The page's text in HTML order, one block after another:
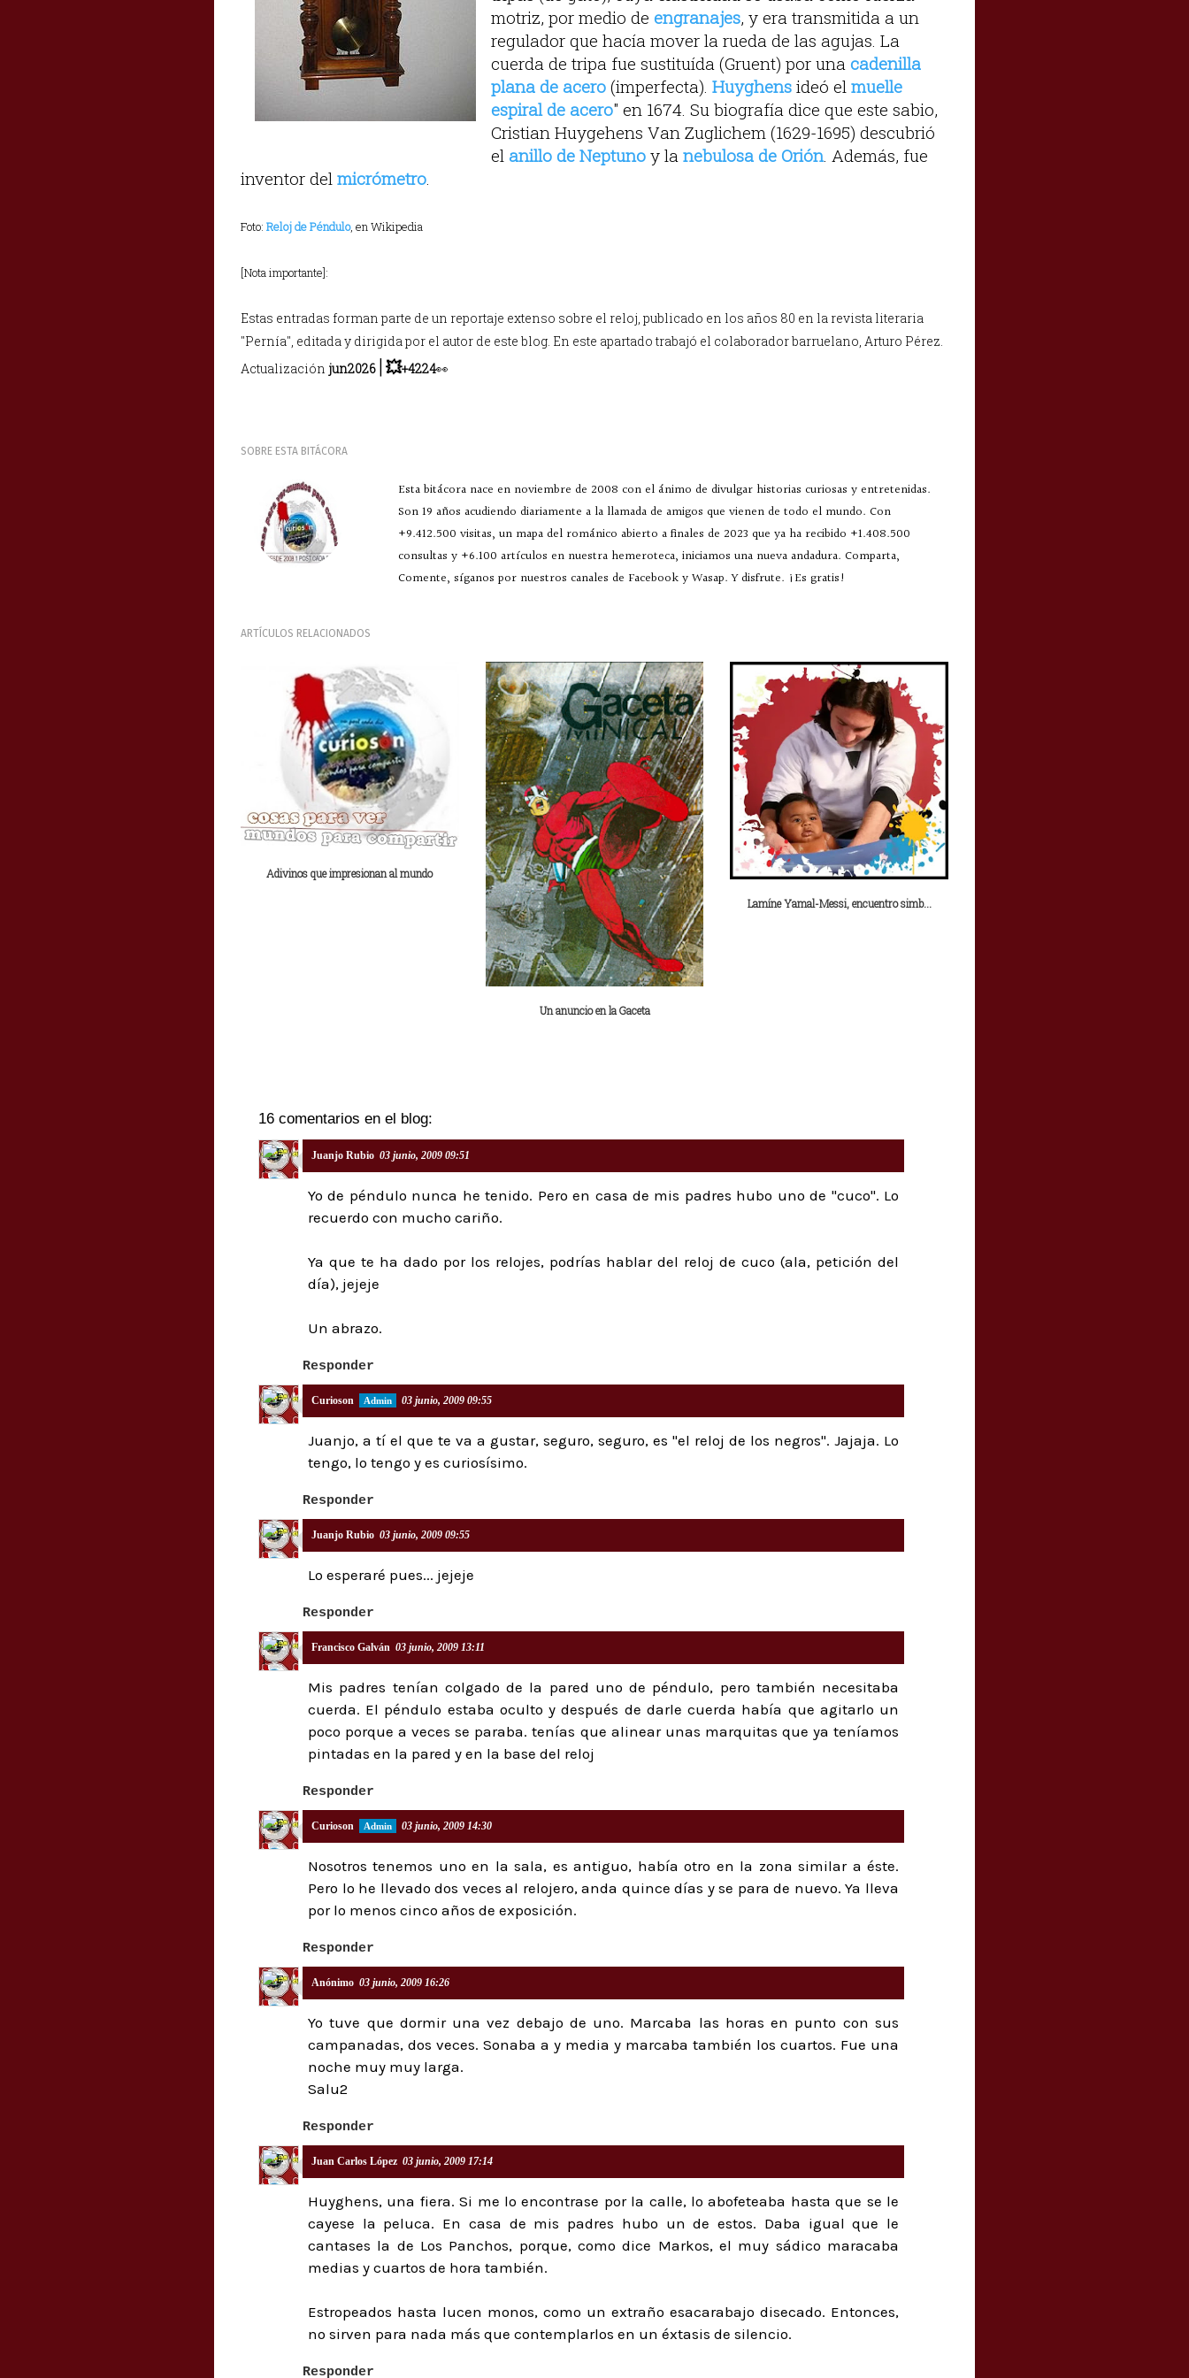
motriz, por medio de engranajes, y era transmitida a un
regulador que hacía mover la rueda de las agujas. La
cuerda de tripa fue sustituída (Gruent) por una cadenilla
plana de acero (imperfecta). Huyghens ideó el muelle
espiral de acero" en 1674. Su biografía dice que este sabio,
Cristian Huygehens Van Zuglichem (1629-1695) descubrió
el anillo de Neptuno y la nebulosa de Orión. Además, fue
inventor del micrómetro
Foto: Reloj de Péndulo, en Wikipedia
[Nota importante]:
Estas entradas forman parte de un reportaje extenso sobre el reloj, publicado en los años 80 en la revista literaria
"Pernía", editada y dirigida por el autor de este blog. En este apartado trabajó el colaborador barruelano, Arturo Pérez.
Actualización jun2026 |💥+4224👀
SOBRE ESTA BITÁCORA
Esta bitácora nace en noviembre de 2008 con el ánimo de divulgar historias curiosas y entretenidas.
Son 19 años acudiendo diariamente a la llamada de amigos que vienen de todo el mundo. Con
+9.412.500 visitas, un mapa del románico abierto a finales de 2023 que ya ha recibido +1.408.500
consultas y +6.100 artículos en nuestra hemeroteca, iniciamos una nueva andadura. Comparta,
Comente, síganos por nuestros canales de Facebook y Wasap. Y disfrute. ¡Es gratis!
ARTÍCULOS RELACIONADOS
Adivinos que impresionan al mundo
Un anuncio en la Gaceta
Lamíne Yamal-Messi, encuentro simb...
16 comentarios en el blog:
Juanjo Rubio 03 junio, 2009 09:51
Yo de péndulo nunca he tenido. Pero en casa de mis padres hubo uno de "cuco". Lo
recuerdo con mucho cariño.
Ya que te ha dado por los relojes, podrías hablar del reloj de cuco (ala, petición del
día), jejeje
Un abrazo.
Responder
Curioson 03 junio, 2009 09:55
Juanjo, a tí el que te va a gustar, seguro, seguro, es "el reloj de los negros". Jajaja. Lo
tengo, lo tengo y es curiosísimo.
Responder
Juanjo Rubio 03 junio, 2009 09:55
Lo esperaré pues... jejeje
Responder
Francisco Galván 03 junio, 2009 13:11
Mis padres tenían colgado de la pared uno de péndulo, pero también necesitaba
cuerda. El péndulo estaba oculto y después de darle cuerda había que agitarlo un
poco porque a veces se paraba. tenías que alinear unas marquitas que ya teníamos
pintadas en la pared y en la base del reloj
Responder
Curioson 03 junio, 2009 14:30
Nosotros tenemos uno en la sala, es antiguo, había otro en la zona similar a éste.
Pero lo he llevado dos veces al relojero, anda quince días y se para de nuevo. Ya lleva
por lo menos cinco años de exposición.
Responder
Anónimo 03 junio, 2009 16:26
Yo tuve que dormir una vez debajo de uno. Marcaba las horas en punto con sus
campanadas, dos veces. Sonaba a y media y marcaba también los cuartos. Fue una
noche muy muy larga.
Salu2
Responder
Juan Carlos López 03 junio, 2009 17:14
Huyghens, una fiera. Si me lo encontrase por la calle, lo abofeteaba hasta que se le
cayese la peluca. En casa de mis padres hubo un de estos. Daba igual que le
cantases la de Los Panchos, porque, como dice Markos, el muy sádico maracaba
medias y cuartos de hora también.
Estropeados hasta lucen monos, como un extraño esacarabajo disecado. Entonces,
no sirven para nada más que contemplarlos en un éxtasis de silencio.
Responder